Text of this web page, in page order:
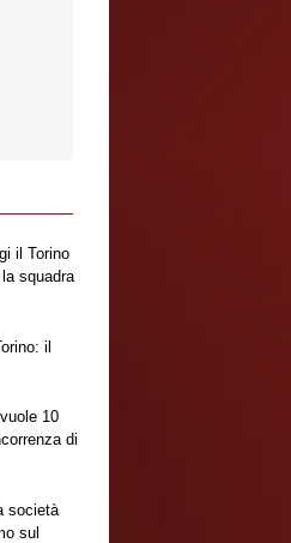
il Torino
squadra
il
10
di
società
sul